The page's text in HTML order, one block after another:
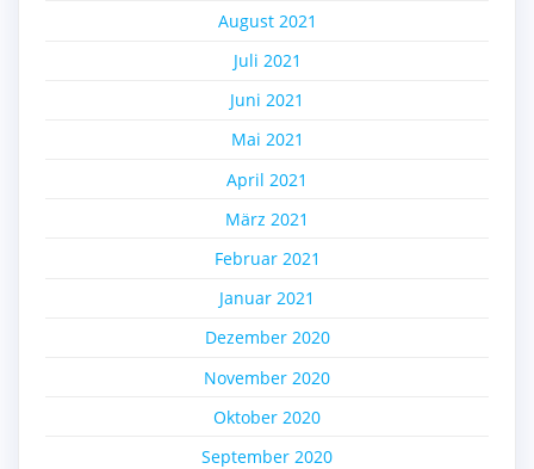
August 2021
Juli 2021
Juni 2021
Mai 2021
April 2021
März 2021
Februar 2021
Januar 2021
Dezember 2020
November 2020
Oktober 2020
September 2020